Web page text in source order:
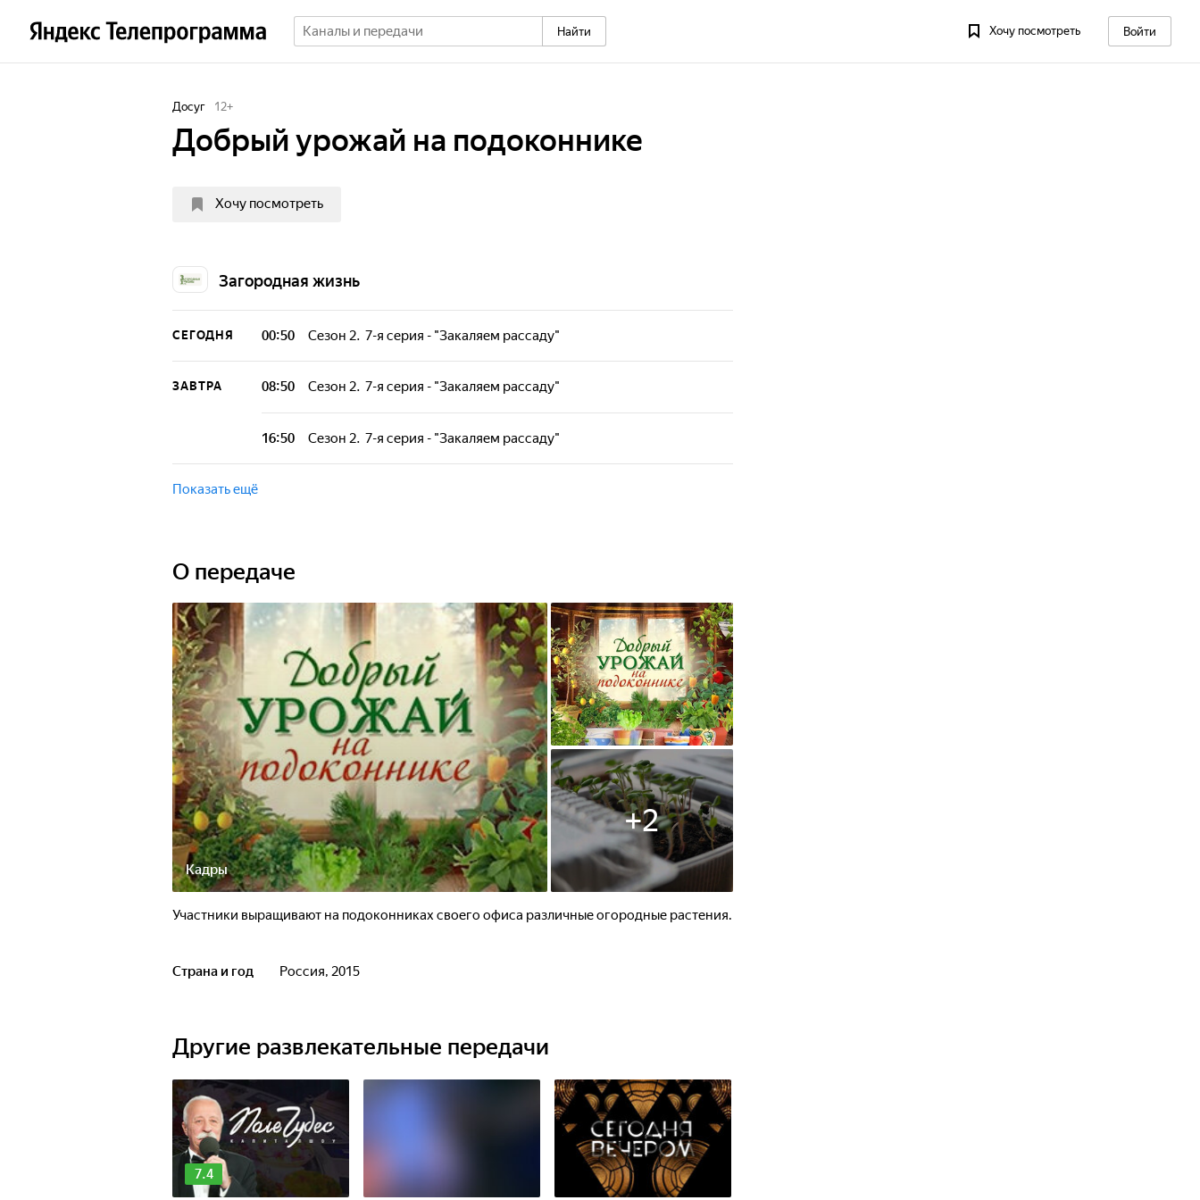
Найти Хочу посмотреть Войти
Досуг 12+
Добрый урожай на подоконнике
Хочу посмотреть
Загородная жизнь
СЕГОДНЯ 00:50 Сезон 2. 7-я серия - "Закаляем рассаду"
Участники выращивают на подоконниках своего офиса различные
огородные растения.
ЗАВТРА 08:50 Сезон 2. 7-я серия - "Закаляем рассаду"
Участники выращивают на подоконниках своего офиса различные
16:50 Сезон 2. 7-я серия - "Закаляем рассаду"
Участники выращивают на подоконниках своего офиса различные
Показать ещё
О передаче
Кадры
+2
Участники выращивают на подоконниках своего офиса различные огородные растения.
Страна и год Россия, 2015
Другие развлекательные передачи
7.4